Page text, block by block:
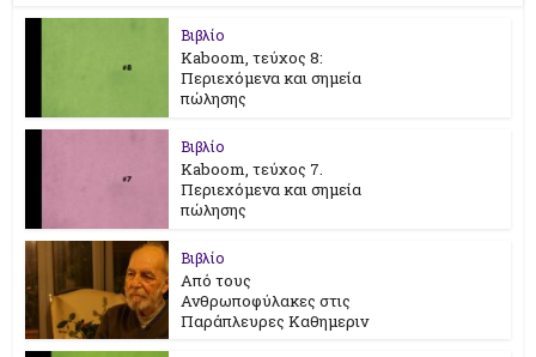
Βιβλίο
Kaboom, τεύχος 8:
Περιεχόμενα και σημεία
πώλησης
Βιβλίο
Kaboom, τεύχος 7.
Περιεχόμενα και σημεία
πώλησης
Βιβλίο
Από τους
Ανθρωποφύλακες στις
Παράπλευρες Καθημεριν